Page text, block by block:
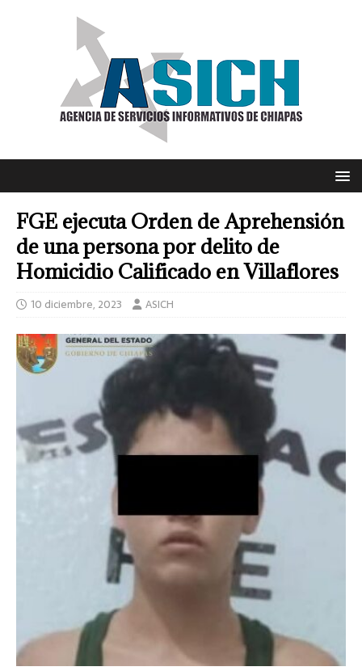
FGE ejecuta Orden de Aprehensión
de una persona por delito de
Homicidio Calificado en Villaflores
10 diciembre, 2023 ASICH